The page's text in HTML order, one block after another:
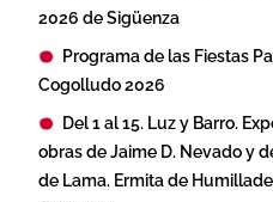
2026 de Sigüenza
Programa de las Fiestas
Cogolludo 2026
Del 1 al 15. Luz y Barro.
obras de Jaime D. Nevado y
de Lama. Ermita de